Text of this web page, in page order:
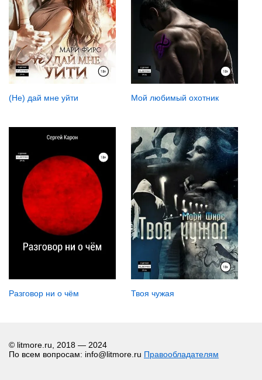
(Не) дай мне уйти Мой любимый охотник
Разговор ни о чём Твоя чужая
© litmore.ru, 2018 — 2024
По всем вопросам: info@litmore.ru Правообладателям